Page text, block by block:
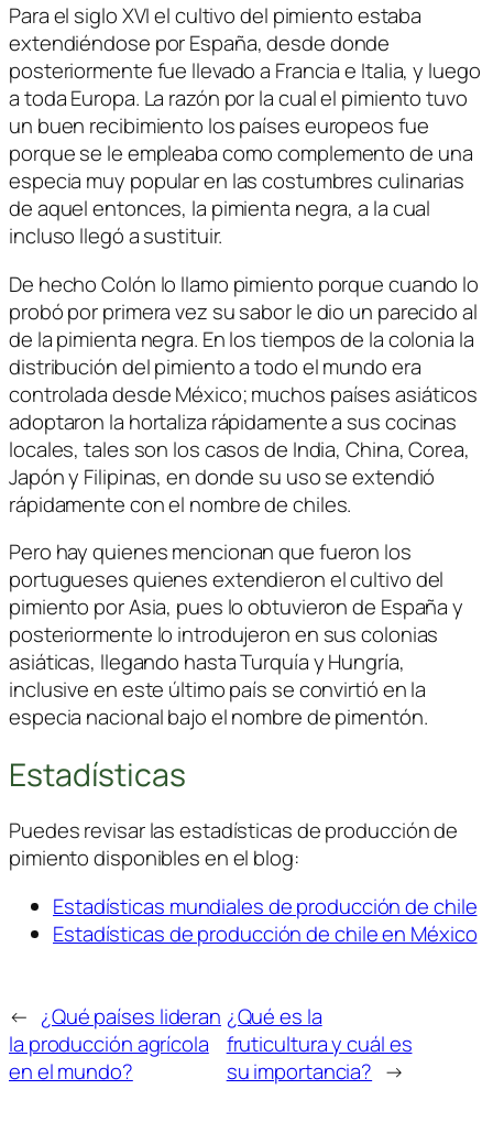
Para el siglo XVI el cultivo del pimiento estaba
extendiéndose por España, desde donde
posteriormente fue llevado a Francia e Italia, y luego
a toda Europa. La razón por la cual el pimiento tuvo
un buen recibimiento los países europeos fue
porque se le empleaba como complemento de una
especia muy popular en las costumbres culinarias
de aquel entonces, la pimienta negra, a la cual
incluso llegó a sustituir.
De hecho Colón lo llamo pimiento porque cuando lo
probó por primera vez su sabor le dio un parecido al
de la pimienta negra. En los tiempos de la colonia la
distribución del pimiento a todo el mundo era
controlada desde México; muchos países asiáticos
adoptaron la hortaliza rápidamente a sus cocinas
locales, tales son los casos de India, China, Corea,
Japón y Filipinas, en donde su uso se extendió
rápidamente con el nombre de chiles.
Pero hay quienes mencionan que fueron los
portugueses quienes extendieron el cultivo del
pimiento por Asia, pues lo obtuvieron de España y
posteriormente lo introdujeron en sus colonias
asiáticas, llegando hasta Turquía y Hungría,
inclusive en este último país se convirtió en la
especia nacional bajo el nombre de pimentón.
Estadísticas
Puedes revisar las estadísticas de producción de
pimiento disponibles en el blog:
Estadísticas mundiales de producción de chile
Estadísticas de producción de chile en México
← ¿Qué países lideran
la producción agrícola
en el mundo?
¿Qué es la
fruticultura y cuál es
su importancia? →